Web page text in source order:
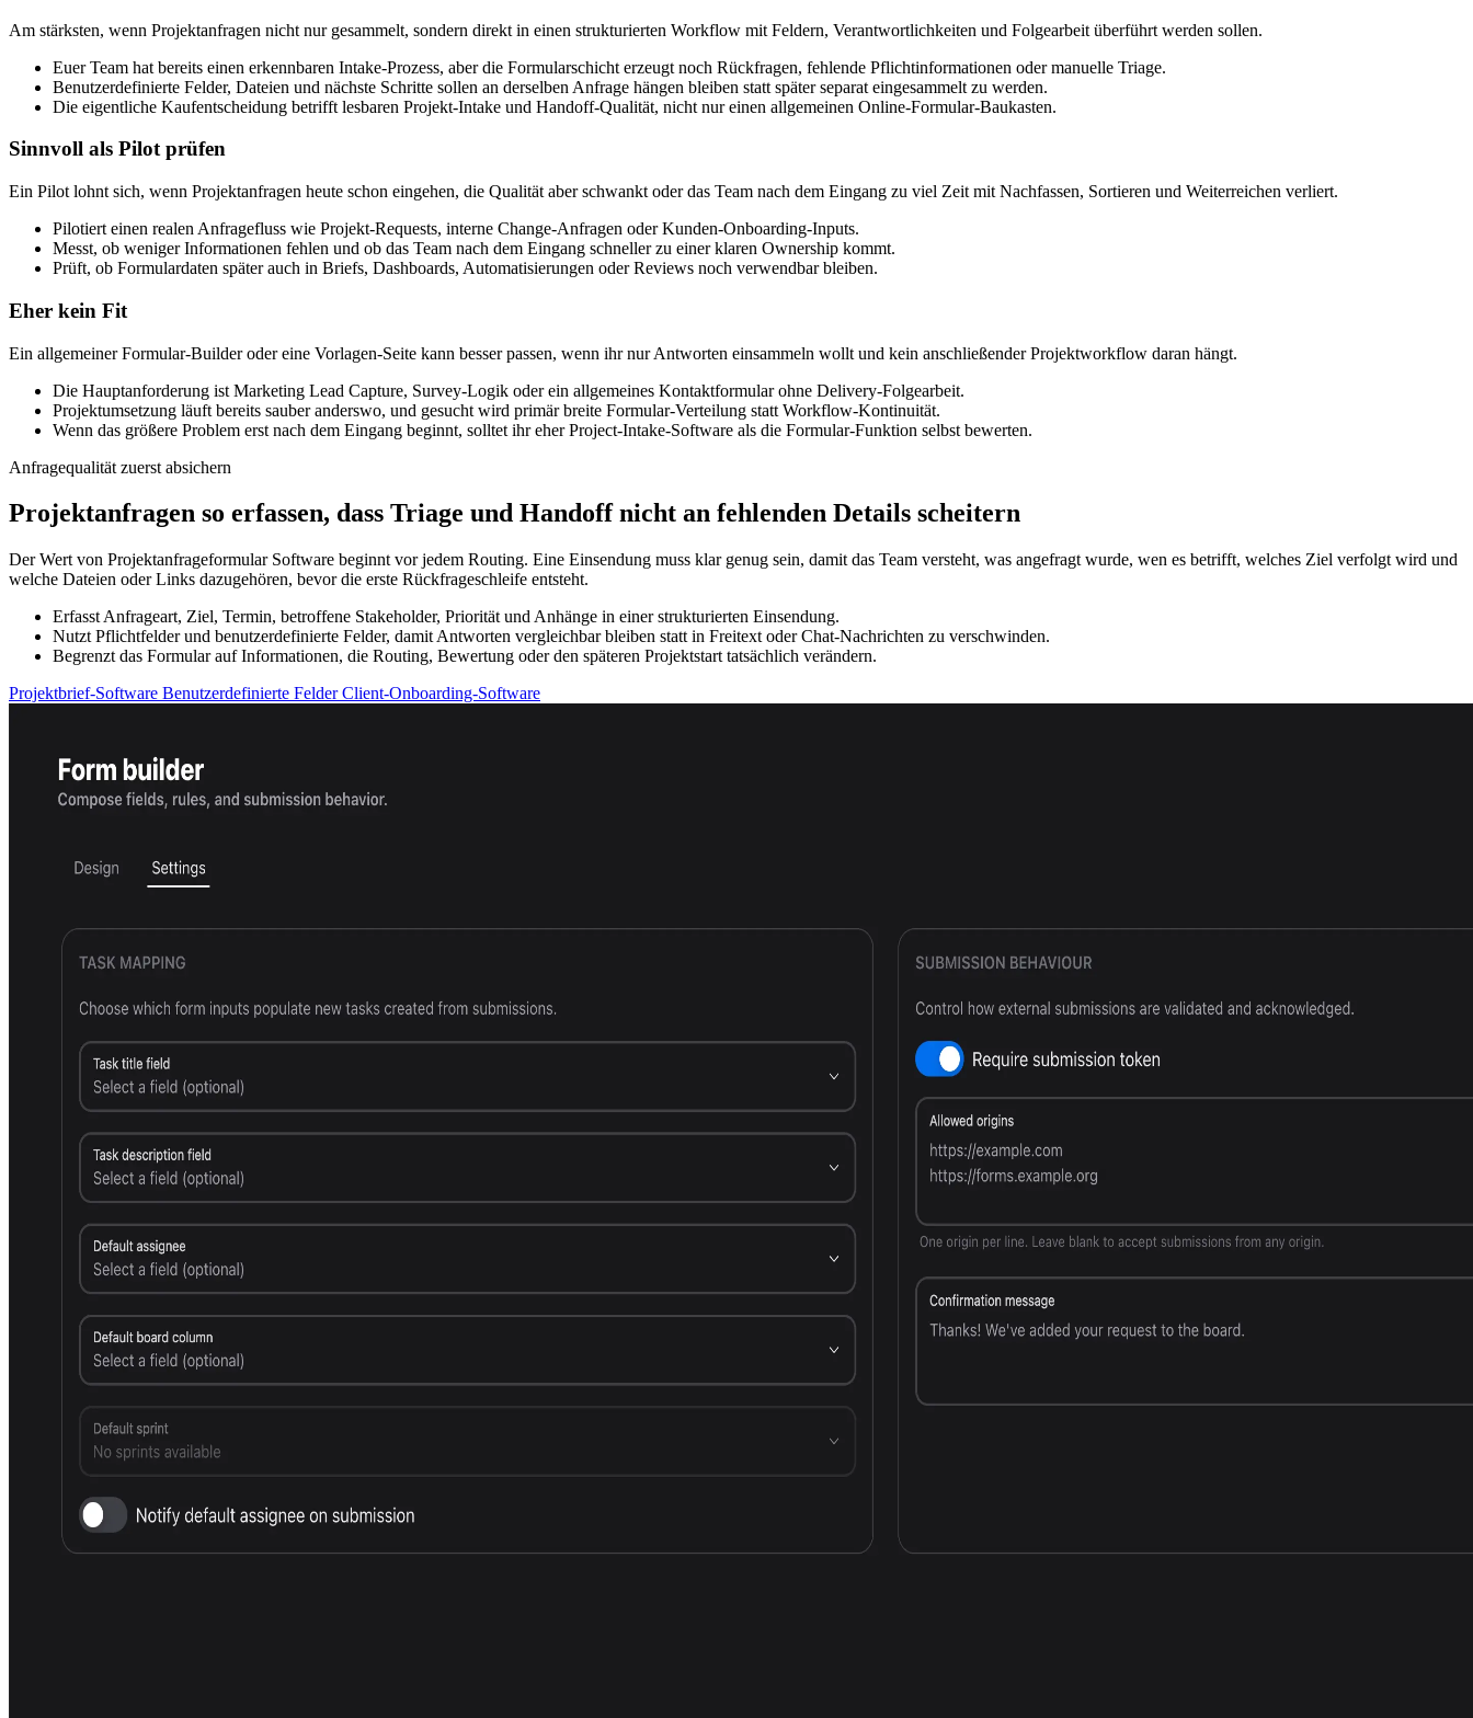
Am stärksten, wenn Projektanfragen nicht nur gesammelt, sondern direkt in einen strukturierten Workflow mit Feldern, Verantwortlichkeiten und Folgearbeit überführt werden sollen.
Euer Team hat bereits einen erkennbaren Intake-Prozess, aber die Formularschicht erzeugt noch Rückfragen, fehlende Pflichtinformationen oder manuelle Triage.
Benutzerdefinierte Felder, Dateien und nächste Schritte sollen an derselben Anfrage hängen bleiben statt später separat eingesammelt zu werden.
Die eigentliche Kaufentscheidung betrifft lesbaren Projekt-Intake und Handoff-Qualität, nicht nur einen allgemeinen Online-Formular-Baukasten.
Sinnvoll als Pilot prüfen
Ein Pilot lohnt sich, wenn Projektanfragen heute schon eingehen, die Qualität aber schwankt oder das Team nach dem Eingang zu viel Zeit mit Nachfassen, Sortieren und Weiterreichen verliert.
Pilotiert einen realen Anfragefluss wie Projekt-Requests, interne Change-Anfragen oder Kunden-Onboarding-Inputs.
Messt, ob weniger Informationen fehlen und ob das Team nach dem Eingang schneller zu einer klaren Ownership kommt.
Prüft, ob Formulardaten später auch in Briefs, Dashboards, Automatisierungen oder Reviews noch verwendbar bleiben.
Eher kein Fit
Ein allgemeiner Formular-Builder oder eine Vorlagen-Seite kann besser passen, wenn ihr nur Antworten einsammeln wollt und kein anschließender Projektworkflow daran hängt.
Die Hauptanforderung ist Marketing Lead Capture, Survey-Logik oder ein allgemeines Kontaktformular ohne Delivery-Folgearbeit.
Projektumsetzung läuft bereits sauber anderswo, und gesucht wird primär breite Formular-Verteilung statt Workflow-Kontinuität.
Wenn das größere Problem erst nach dem Eingang beginnt, solltet ihr eher Project-Intake-Software als die Formular-Funktion selbst bewerten.
Anfragequalität zuerst absichern
Projektanfragen so erfassen, dass Triage und Handoff nicht an fehlenden Details scheitern
Der Wert von Projektanfrageformular Software beginnt vor jedem Routing. Eine Einsendung muss klar genug sein, damit das Team versteht, was angefragt wurde, wen es betrifft, welches Ziel verfolgt wird und
welche Dateien oder Links dazugehören, bevor die erste Rückfrageschleife entsteht.
Erfasst Anfrageart, Ziel, Termin, betroffene Stakeholder, Priorität und Anhänge in einer strukturierten Einsendung.
Nutzt Pflichtfelder und benutzerdefinierte Felder, damit Antworten vergleichbar bleiben statt in Freitext oder Chat-Nachrichten zu verschwinden.
Begrenzt das Formular auf Informationen, die Routing, Bewertung oder den späteren Projektstart tatsächlich verändern.
Projektbrief-Software Benutzerdefinierte FelderClient-Onboarding-Software